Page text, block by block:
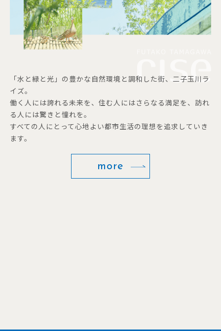
「水と緑と光」の豊かな自然環境と調和した街、二子玉川ラ
イズ。
働く人には誇れる未来を、住む人にはさらなる満足を、訪れ
る人には驚きと憧れを。
すべての人にとって心地よい都市生活の理想を追求していき
ます。
more